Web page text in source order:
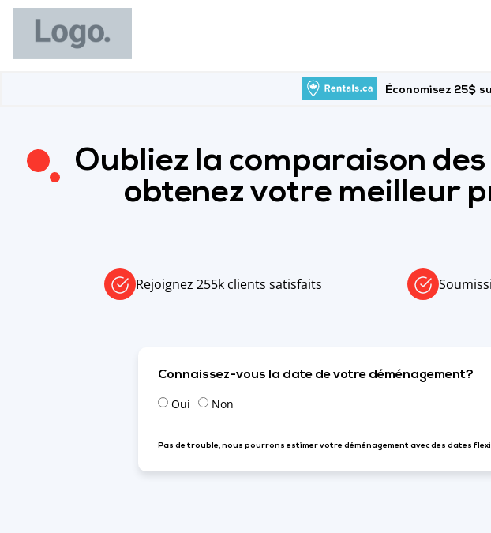
Économisez 25$
Oubliez la comparaison
obtenez votre meilleur
Rejoignez 255k clients satisfaits
Connaissez-vous la date de votre déménagement?
Oui Non
Pas de trouble, nous pourrons estimer votre déménagement avec des dates